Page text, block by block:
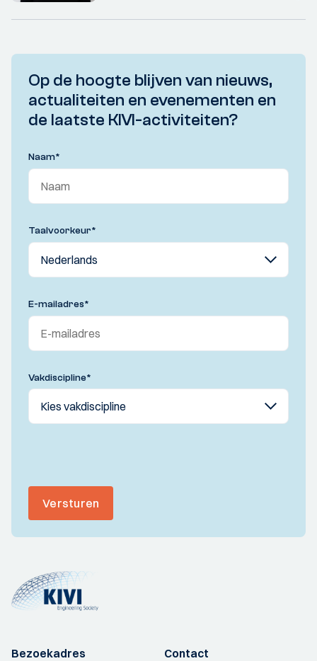
Op de hoogte blijven van nieuws,
actualiteiten en evenementen en
de laatste KIVI-activiteiten?
Naam*
Taalvoorkeur*
E-mailadres*
Vakdiscipline*
Versturen
Bezoekadres
Contact